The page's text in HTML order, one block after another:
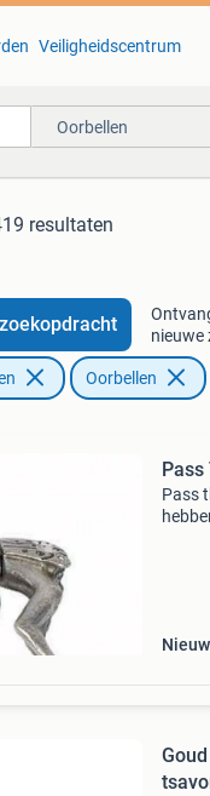
Veiligheidscentrum
Oorbellen
resultaten
nieuwe
Oorbellen
Pass
Pass
Nieuw